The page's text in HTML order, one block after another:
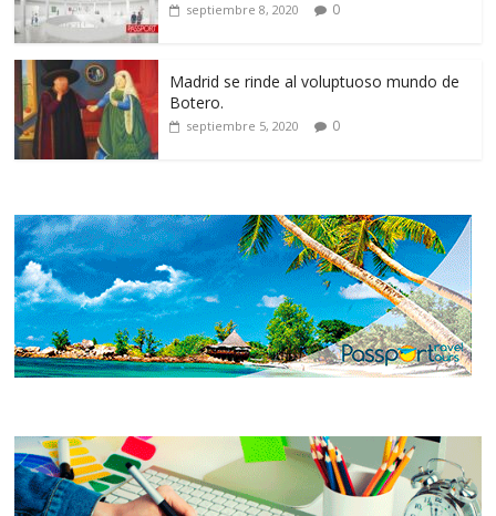
septiembre 8, 2020 0
Madrid se rinde al voluptuoso mundo de
Botero.
septiembre 5, 2020 0